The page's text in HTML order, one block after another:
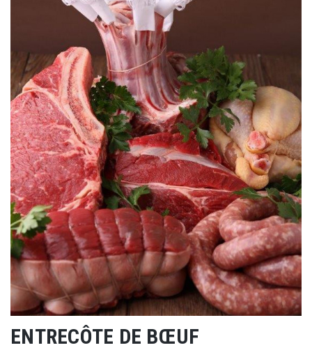
ENTRECÔTE DE BŒUF